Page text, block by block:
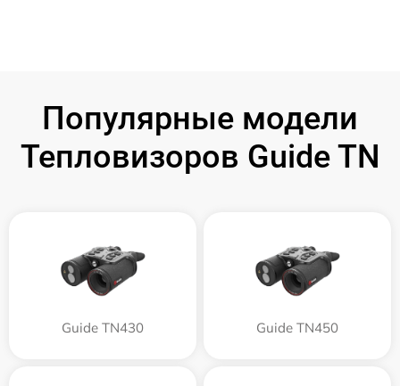
Популярные модели
Тепловизоров Guide TN
Guide TN430 Guide TN450